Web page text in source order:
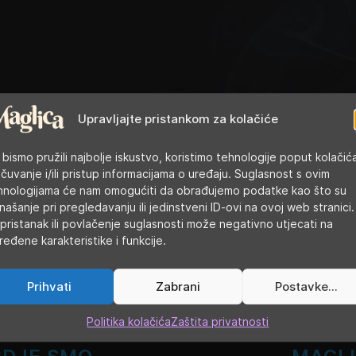
Upravljajte pristankom za kolačiće
bismo pružili najbolje iskustvo, koristimo tehnologije poput
i/ili pristup informacijama o uređaju. Suglasnost s ovim
će nam omogućiti da obrađujemo podatke kao što su
pri pregledavanju ili jedinstveni ID-ovi na ovoj web stranici.
ili povlačenje suglasnosti može negativno utjecati na
karakteristike i funkcije.
Prihvati Zabrani Postavke...
Politika kolačićaZaštita privatnosti